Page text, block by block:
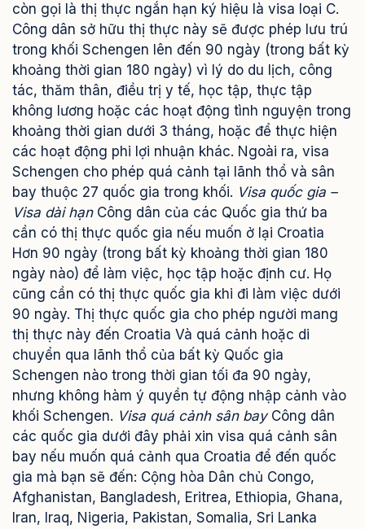
còn gọi là thị thực ngắn hạn ký hiệu là visa loại C.
Công dân sở hữu thị thực này sẽ được phép lưu trú
trong khối Schengen lên đến 90 ngày (trong bất kỳ
khoảng thời gian 180 ngày) vì lý do du lịch, công
tác, thăm thân, điều trị y tế, học tập, thực tập
không lương hoặc các hoạt động tình nguyện trong
khoảng thời gian dưới 3 tháng, hoặc để thực hiện
các hoạt động phi lợi nhuận khác. Ngoài ra, visa
Schengen cho phép quá cảnh tại lãnh thổ và sân
bay thuộc 27 quốc gia trong khối. Visa quốc gia –
Visa dài hạn Công dân của các ​Quốc gia thứ ba
cần có thị thực quốc gia nếu muốn ở lại Croatia
Hơn 90 ngày (trong bất kỳ khoảng thời gian 180
ngày nào) để làm việc, học tập hoặc định cư. Họ
cũng cần có thị thực quốc gia khi đi làm việc dưới
90 ngày. Thị thực quốc gia cho phép người mang
thị thực này đến Croatia Và quá cảnh hoặc di
chuyển qua lãnh thổ của bất kỳ Quốc gia
Schengen nào trong thời gian tối đa 90 ngày,
nhưng không hàm ý quyền tự động nhập cảnh vào
khối Schengen. Visa quá cảnh sân bay Công dân
các quốc gia dưới đây phải xin visa quá cảnh sân
bay nếu muốn quá cảnh qua Croatia để đến quốc
gia mà bạn sẽ đến: Cộng hòa Dân chủ Congo,
Afghanistan, Bangladesh, Eritrea, Ethiopia, Ghana,
Iran, Iraq, Nigeria, Pakistan, Somalia, Sri Lanka